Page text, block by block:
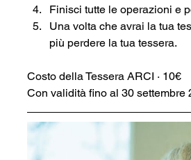
Finisci tutte le operazioni e
Una volta che avrai la tua
più perdere la tua tessera.
Costo della Tessera ARCI · 10€
Con validità fino al 30 settembre